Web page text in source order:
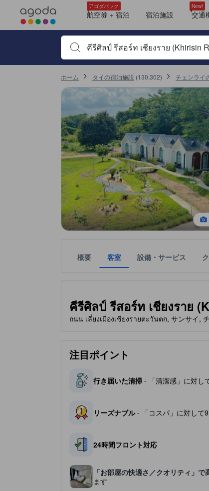
アゴダパック
航空券 + 宿泊 宿泊施設
New!
交通
宿泊施設名やキーワードを入力し、矢印キーや
ホーム タイの宿泊施設 (130,302) チェンライ
概要 客室 設備・サービス
คีรีศิลป์ รีสอร์ท เชียงราย
ถนน เลี่ยงเมืองเชียงรายตะวันตก, サンサイ,
注目ポイント
行き届いた清掃 - 「清潔感」に対し
リーズナブル- 「コスパ」に対して
24時間フロント対応
「お部屋の快適さ／クオリティ」で
ます
ファミリールーム (Family Room)
プライベートバスルーム
ワイヤレス インターネット
ダブルルーム (Double Room)
プライベートバスルーム
ワイヤレス インターネット
ツインルーム (Twin Room)
プライベートバスルーム
ワイヤレス インターネット
ダブルルーム (Double Room)
ファミリールーム (Family Room)
ツインルーム (Twin Room)
ルーム（到着時にルームカテゴリー割当） (Room Assigned on Arrival)
アゴダに掲載されているクチコミは実際に予約をし、宿泊を終え
施設の状態/清潔さスコア 10点満点中9.6点 チェンライにおける高スコア
施設・設備スコア 10点満点中9.5点 チェンライにおける高スコア
ロケーションスコア 10点満点中9点 チェンライにおける高スコア
サービススコア 10点満点中9.8点 チェンライにおける高スコア
コスパスコア 10点満点中9.3点 チェンライにおける高スコア